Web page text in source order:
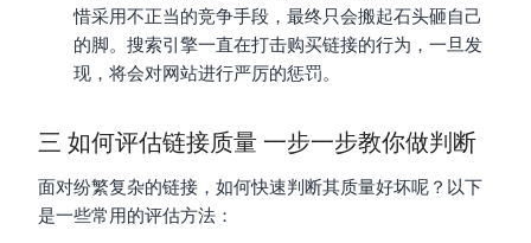
惜采用不正当的竞争手段，最终只会搬起石头砸自己
的脚。搜索引擎一直在打击购买链接的行为，一旦发
现，将会对网站进行严厉的惩罚。
三 如何评估链接质量 一步一步教你做判断
面对纷繁复杂的链接，如何快速判断其质量好坏呢？以下
是一些常用的评估方法：